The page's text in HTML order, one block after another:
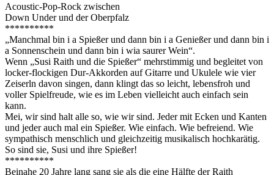
Acoustic-Pop-Rock zwischen
Down Under und der Oberpfalz
**********
„Manchmal bin i a Spießer und dann bin i a Genießer und dann bin i
a Sonnenschein und dann bin i wia saurer Wein“.
Wenn „Susi Raith und die Spießer“ mehrstimmig und begleitet von
locker-flockigen Dur-Akkorden auf Gitarre und Ukulele wie vier
Zeiserln davon singen, dann klingt das so leicht, lebensfroh und
voller Spielfreude, wie es im Leben vielleicht auch einfach sein
kann.
Mei, wir sind halt alle so, wie wir sind. Jeder mit Ecken und Kanten
und jeder auch mal ein Spießer. Wie einfach. Wie befreiend. Wie
sympathisch menschlich und gleichzeitig musikalisch hochkarätig.
So sind sie, Susi und ihre Spießer!
**********
Beinahe 20 Jahre lang sang sie als die eine Hälfte der Raith